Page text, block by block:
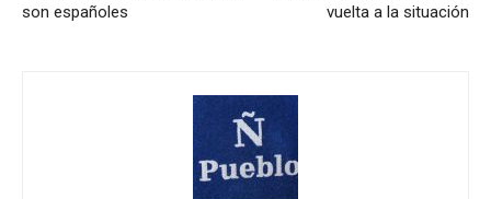
son españoles
vuelta a la situación